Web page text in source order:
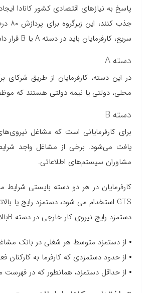
پاسخ به نیازهای اقتصادی کشور کانادا
سریع، کارفرمایان باید در دسته A یا B قرار داشته باشند.
دسته A
در این دسته، کارفرمایان از طریق شرکای
محلی، دولتی یا نیمه دولتی هستند که
دسته B
یافت می‌شود. برخی از مشاغل واجد شرایط
مشاوران سیستم‌های اطلاعاتی.
کارفرمایان در هر دو دسته بایستی
GTS استخدام می شود، دستمزد رایج یا بالاتر باید پرداخت شود.
دستمزد رایج نیروی کار خارجی در دسته Bبالاتر از موارد زیر است:
⦁ از دستمزد متوسط ​​هر شغلی در بانک
⦁ از حدود دستمزدی که کارفرما به
⦁ از حداقل دستمزد، همانطور که در